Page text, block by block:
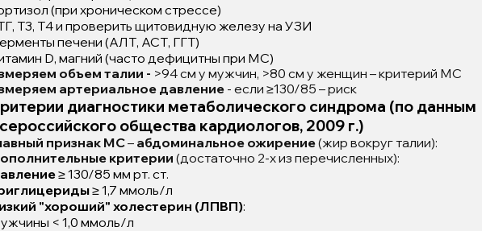
(при хроническом стрессе)
Т3, Т4 и проверить щитовидную железу на УЗИ
печени (АЛТ, АСТ, ГГТ)
D, магний (часто дефицитны при МС)
объем талии - >94 см у мужчин, >80 см у женщин – критерий МС
артериальное давление - если ≥130/85 – риск
диагностики метаболического синдрома (по данным
общества кардиологов, 2009 г.)
признак МС– абдоминальное ожирение(жир вокруг талии):
критерии (достаточно 2-х из перечисленных):
≥ 130/85 мм рт. ст.
≥ 1,7 ммоль/л
"хороший" холестерин (ЛПВП):
< 1,0 ммоль/л